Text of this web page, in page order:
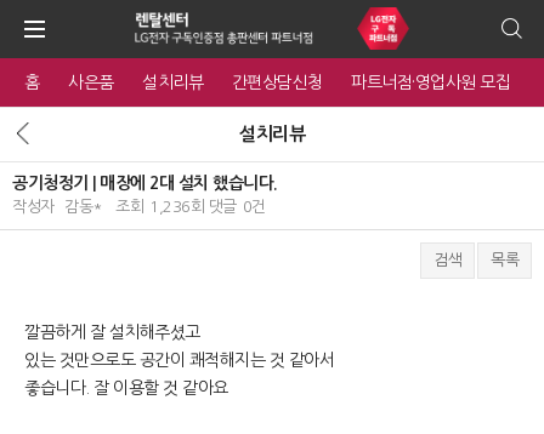
홈 사은품 설치리뷰 간편상담신청 파트너점·영업사원 모집
설치리뷰
공기청정기 | 매장에 2대 설치 했습니다.
작성자 감동* 조회 1,236회 댓글 0건
검색 목록
깔끔하게 잘 설치해주셨고
있는 것만으로도 공간이 쾌적해지는 것 같아서
좋습니다. 잘 이용할 것 같아요